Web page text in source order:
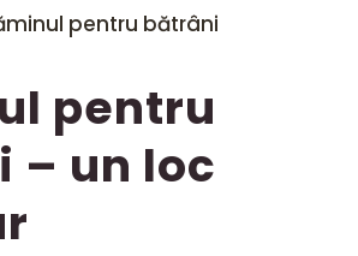
pentru
– un loc